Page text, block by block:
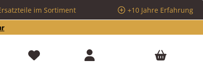
im Sortiment
+10 Jahre Erfahrung